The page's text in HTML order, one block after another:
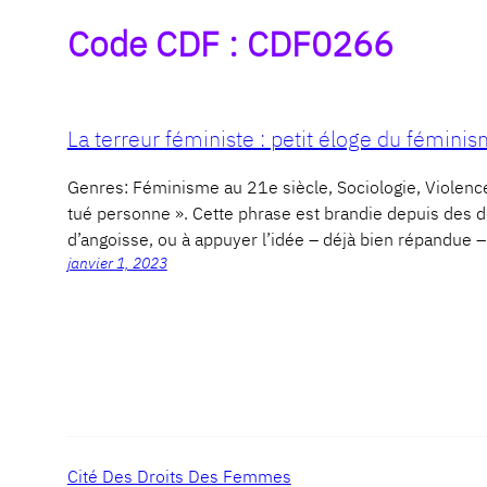
Code CDF : CDF0266
La terreur féministe : petit éloge du
Genres: Féminisme au 21e siècle, Sociologie,
tué personne ». Cette phrase est brandie depuis
d’angoisse, ou à appuyer l’idée – déjà bien répandue
janvier 1, 2023
Cité Des Droits Des Femmes